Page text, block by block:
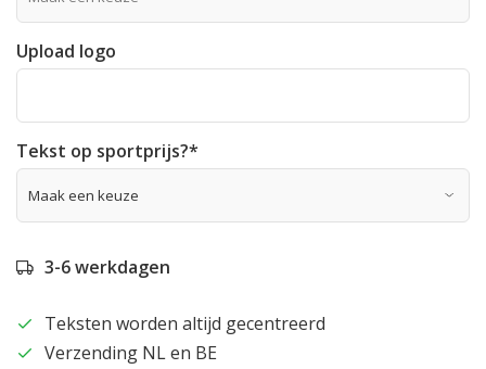
Upload logo
Tekst op sportprijs?*
3-6 werkdagen
Teksten worden altijd gecentreerd
Verzending NL en BE